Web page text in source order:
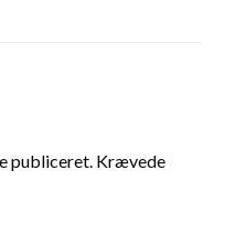
publiceret. Krævede